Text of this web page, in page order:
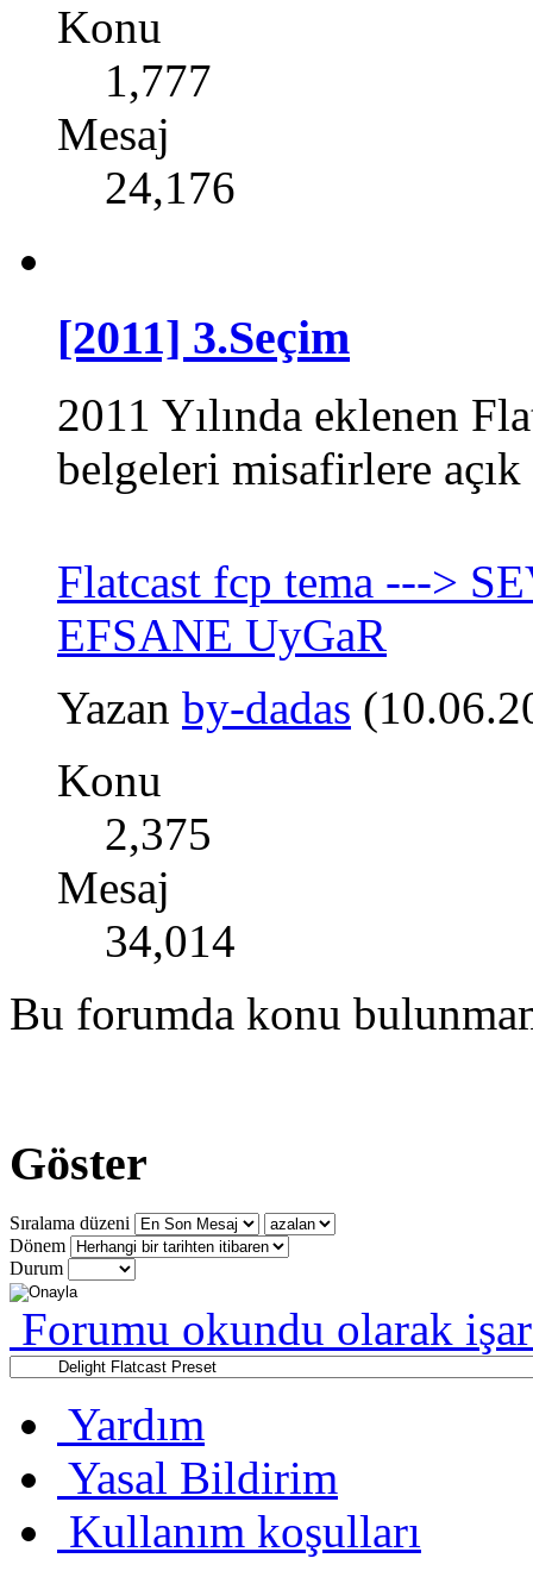
Konu
1,777
Mesaj
24,176
[2011] 3.Seçim
2011 Yılında eklenen
belgeleri misafirlere açık
Flatcast fcp tema --->
EFSANE UyGaR
Yazan by-dadas
Konu
2,375
Mesaj
34,014
Bu forumda konu
Göster
Sıralama düzeni
Dönem
Durum
Forumu okundu olarak
Yardım
Yasal Bildirim
Kullanım koşulları